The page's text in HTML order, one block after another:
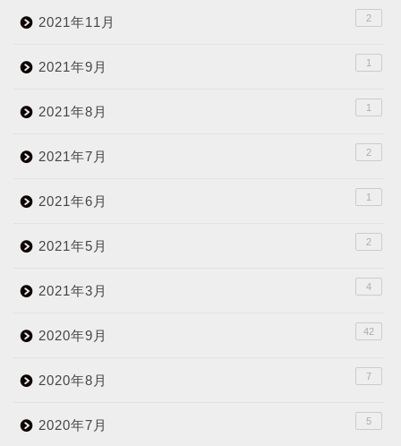
2021年11月 2
2021年9月 1
2021年8月 1
2021年7月 2
2021年6月 1
2021年5月 2
2021年3月 4
2020年9月 42
2020年8月 7
2020年7月 5